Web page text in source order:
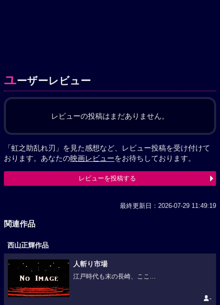
ユーザーレビュー
レビューの投稿はまだありません。
「虹之助乱れ刃」を見た感想など、レビュー投稿を受け付けて
おります。あなたの映画レビューをお待ちしております。
レビューを投稿する
最終更新日：2026-07-29 11:49:19
関連作品
西山正輝作品
人斬り市場
江戸時代も末の長崎、ここ...
-